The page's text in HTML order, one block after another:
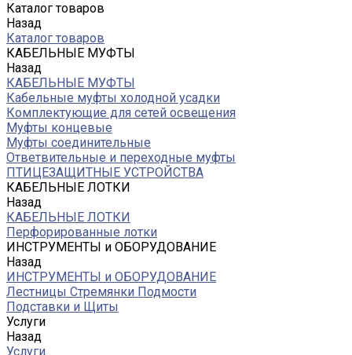
Каталог товаров
Назад
Каталог товаров
КАБЕЛЬНЫЕ МУФТЫ
Назад
КАБЕЛЬНЫЕ МУФТЫ
Кабельные муфты холодной усадки
Комплектующие для сетей освещения
Муфты концевые
Муфты соединительные
Ответвительные и переходные муфты
ПТИЦЕЗАЩИТНЫЕ УСТРОЙСТВА
КАБЕЛЬНЫЕ ЛОТКИ
Назад
КАБЕЛЬНЫЕ ЛОТКИ
Перфорированные лотки
ИНСТРУМЕНТЫ и ОБОРУДОВАНИЕ
Назад
ИНСТРУМЕНТЫ и ОБОРУДОВАНИЕ
Лестницы Стремянки Подмости
Подставки и Щиты
Услуги
Назад
Услуги